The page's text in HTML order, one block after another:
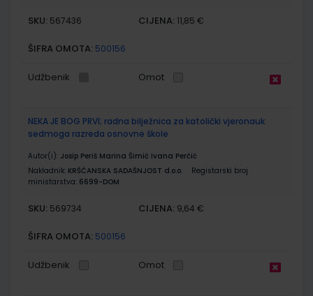
SKU: 567436 CIJENA: 11,85 €
ŠIFRA OMOTA: 500156
Udžbenik Omot
NEKA JE BOG PRVI; radna bilježnica za katolički vjeronauk
sedmoga razreda osnovne škole
Autor(i): Josip Periš Marina Šimić Ivana Perčić
Nakladnik: KRŠĆANSKA SADAŠNJOST d.o.o.
Registarski broj
ministarstva: 6699-DOM
SKU: 569734 CIJENA: 9,64 €
ŠIFRA OMOTA: 500156
Udžbenik Omot